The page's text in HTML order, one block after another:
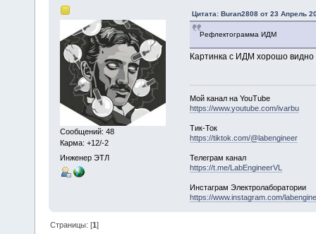
Сообщений: 48
Карма: +12/-2
Инженер ЭТЛ
Цитата: Buran2808 от 23 Апрель
Рефлектограмма ИДМ
Картинка с ИДМ хорошо
Мой канал на YouTube
https://www.youtube.com/ivarbu
Тик-Ток
https://tiktok.com/@labengineer
Телеграм канал
https://t.me/LabEngineerVL
Инстаграм Электролаборатории
https://www.instagram.com/
Страницы: [1]